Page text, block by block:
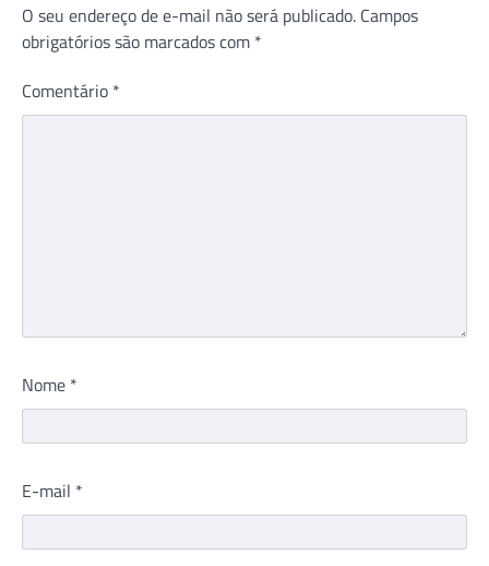
O seu endereço de e-mail não será publicado. Campos
obrigatórios são marcados com *
Comentário *
Nome *
E-mail *